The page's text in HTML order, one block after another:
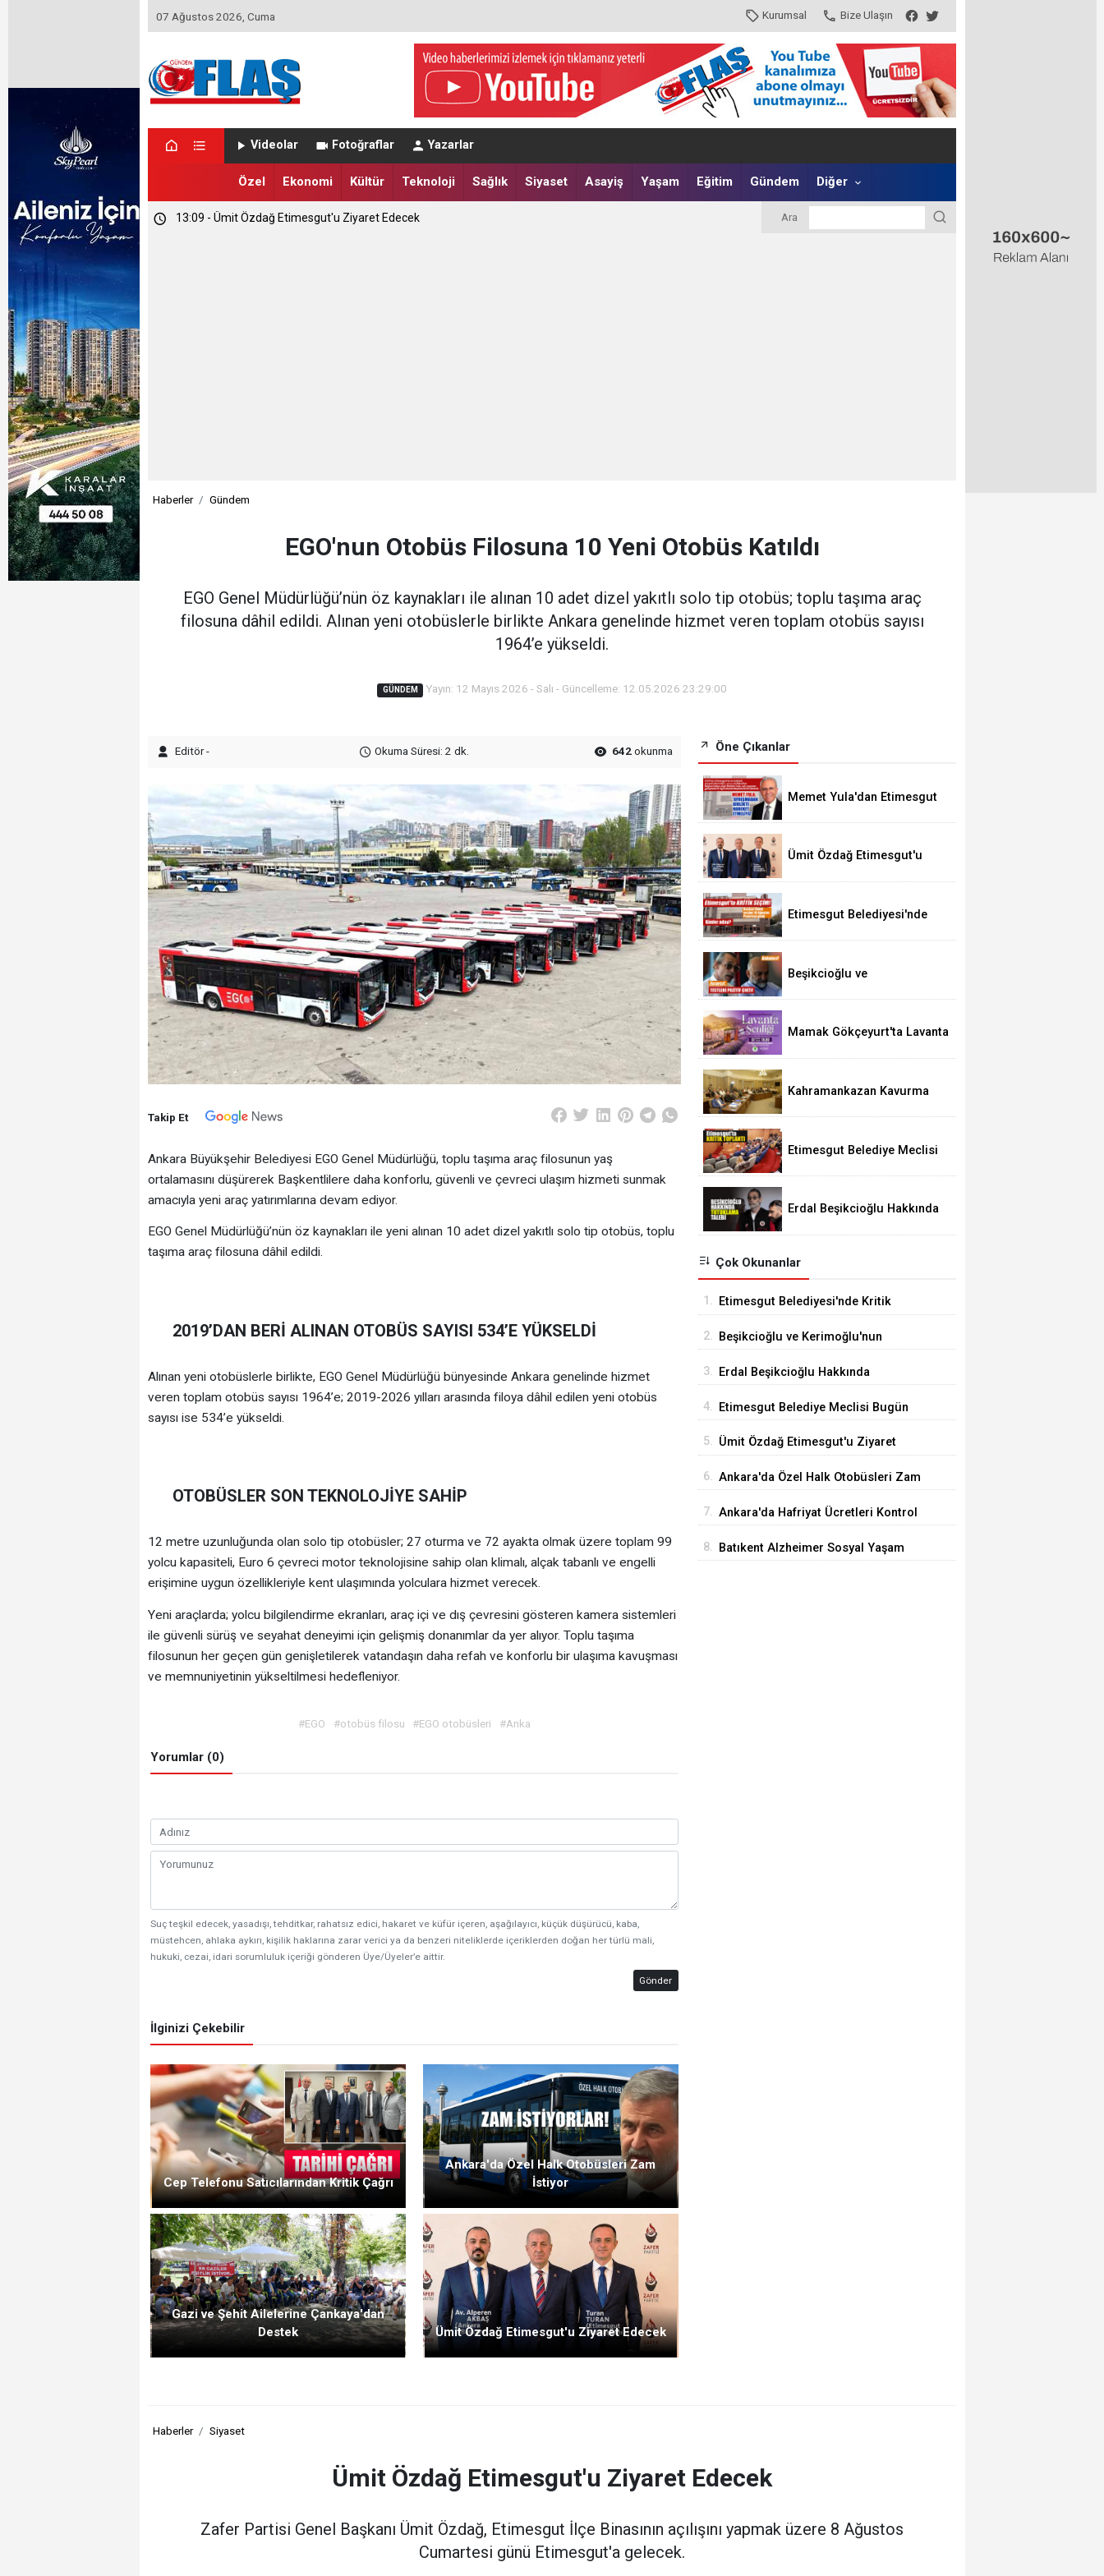
07 Ağustos 2026, Cuma Kurumsal Bize Ulaşın
Videolar Fotoğraflar Yazarlar
Özel Ekonomi Kültür Teknoloji Sağlık Siyaset Asayiş Yaşam Eğitim Gündem Diğer
23:46 - Memet Yula'dan Etimesgut Değerlendirmesi
13:09 - Ümit Özdağ Etimesgut'u Ziyaret Edecek Ara
Haberler Gündem
EGO'nun Otobüs Filosuna 10 Yeni Otobüs Katıldı
EGO Genel Müdürlüğü’nün öz kaynakları ile alınan 10 adet dizel yakıtlı solo tip otobüs; toplu taşıma araç
filosuna dâhil edildi. Alınan yeni otobüslerle birlikte Ankara genelinde hizmet veren toplam otobüs sayısı
1964’e yükseldi.
GÜNDEM Yayın: 12 Mayıs 2026 - Salı - Güncelleme: 12.05.2026 23:29:00
Editör - Okuma Süresi: 2 dk. 642okunma
Takip Et
Ankara Büyükşehir Belediyesi EGO Genel Müdürlüğü, toplu taşıma araç filosunun yaş
ortalamasını düşürerek Başkentlilere daha konforlu, güvenli ve çevreci ulaşım hizmeti sunmak
amacıyla yeni araç yatırımlarına devam ediyor.
EGO Genel Müdürlüğü’nün öz kaynakları ile yeni alınan 10 adet dizel yakıtlı solo tip otobüs, toplu
taşıma araç filosuna dâhil edildi.
2019’DAN BERİ ALINAN OTOBÜS SAYISI 534’E YÜKSELDİ
Alınan yeni otobüslerle birlikte, EGO Genel Müdürlüğü bünyesinde Ankara genelinde hizmet
veren toplam otobüs sayısı 1964’e; 2019-2026 yılları arasında filoya dâhil edilen yeni otobüs
sayısı ise 534’e yükseldi.
OTOBÜSLER SON TEKNOLOJİYE SAHİP
12 metre uzunluğunda olan solo tip otobüsler; 27 oturma ve 72 ayakta olmak üzere toplam 99
yolcu kapasiteli, Euro 6 çevreci motor teknolojisine sahip olan klimalı, alçak tabanlı ve engelli
erişimine uygun özellikleriyle kent ulaşımında yolculara hizmet verecek.
Yeni araçlarda; yolcu bilgilendirme ekranları, araç içi ve dış çevresini gösteren kamera sistemleri
ile güvenli sürüş ve seyahat deneyimi için gelişmiş donanımlar da yer alıyor. Toplu taşıma
filosunun her geçen gün genişletilerek vatandaşın daha refah ve konforlu bir ulaşıma kavuşması
ve memnuniyetinin yükseltilmesi hedefleniyor.
#EGO #otobüs filosu #EGO otobüsleri #Anka
Yorumlar (0)
Suç teşkil edecek, yasadışı, tehditkar, rahatsız edici, hakaret ve küfür içeren, aşağılayıcı, küçük düşürücü, kaba,
müstehcen, ahlaka aykırı, kişilik haklarına zarar verici ya da benzeri niteliklerde içeriklerden doğan her türlü mali,
hukuki, cezai, idari sorumluluk içeriği gönderen Üye/Üyeler’e aittir.
Gönder
İlginizi Çekebilir
Cep Telefonu Satıcılarından Kritik Çağrı
Ankara'da Özel Halk Otobüsleri Zam
İstiyor
Gazi ve Şehit Ailelerine Çankaya'dan
Destek
Ümit Özdağ Etimesgut'u Ziyaret Edecek
Öne Çıkanlar
Memet Yula'dan Etimesgut
Ümit Özdağ Etimesgut'u
Etimesgut Belediyesi'nde
Beşikcioğlu ve
Pozitif Çıktı
Mamak Gökçeyurt'ta Lavanta
Kahramankazan Kavurma
Etimesgut Belediye Meclisi
Erdal Beşikcioğlu Hakkında
Çok Okunanlar
1. Etimesgut Belediyesi'nde Kritik
2. Beşikcioğlu ve Kerimoğlu'nun
3. Erdal Beşikcioğlu Hakkında
4. Etimesgut Belediye Meclisi Bugün
5. Ümit Özdağ Etimesgut'u Ziyaret
6. Ankara'da Özel Halk Otobüsleri Zam
7. Ankara'da Hafriyat Ücretleri Kontrol
8. Batıkent Alzheimer Sosyal Yaşam
Haberler Siyaset
Ümit Özdağ Etimesgut'u Ziyaret Edecek
Zafer Partisi Genel Başkanı Ümit Özdağ, Etimesgut İlçe Binasının açılışını yapmak üzere 8 Ağustos
Cumartesi günü Etimesgut'a gelecek.